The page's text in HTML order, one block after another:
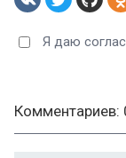
Я даю
Комментариев: